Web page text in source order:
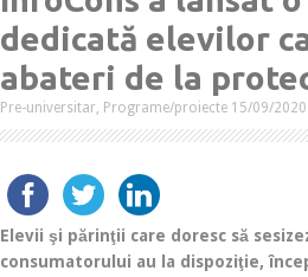
dedicată elevilor
abateri de la
Pre-universitar, Programe/proiecte 15/09/2020
Elevii şi părinţii care doresc să
consumatorului au la dispoziţie,